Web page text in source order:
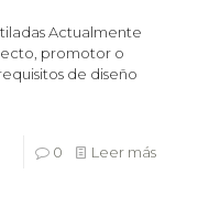
Actualmente
promotor o
de diseño
0 Leer más